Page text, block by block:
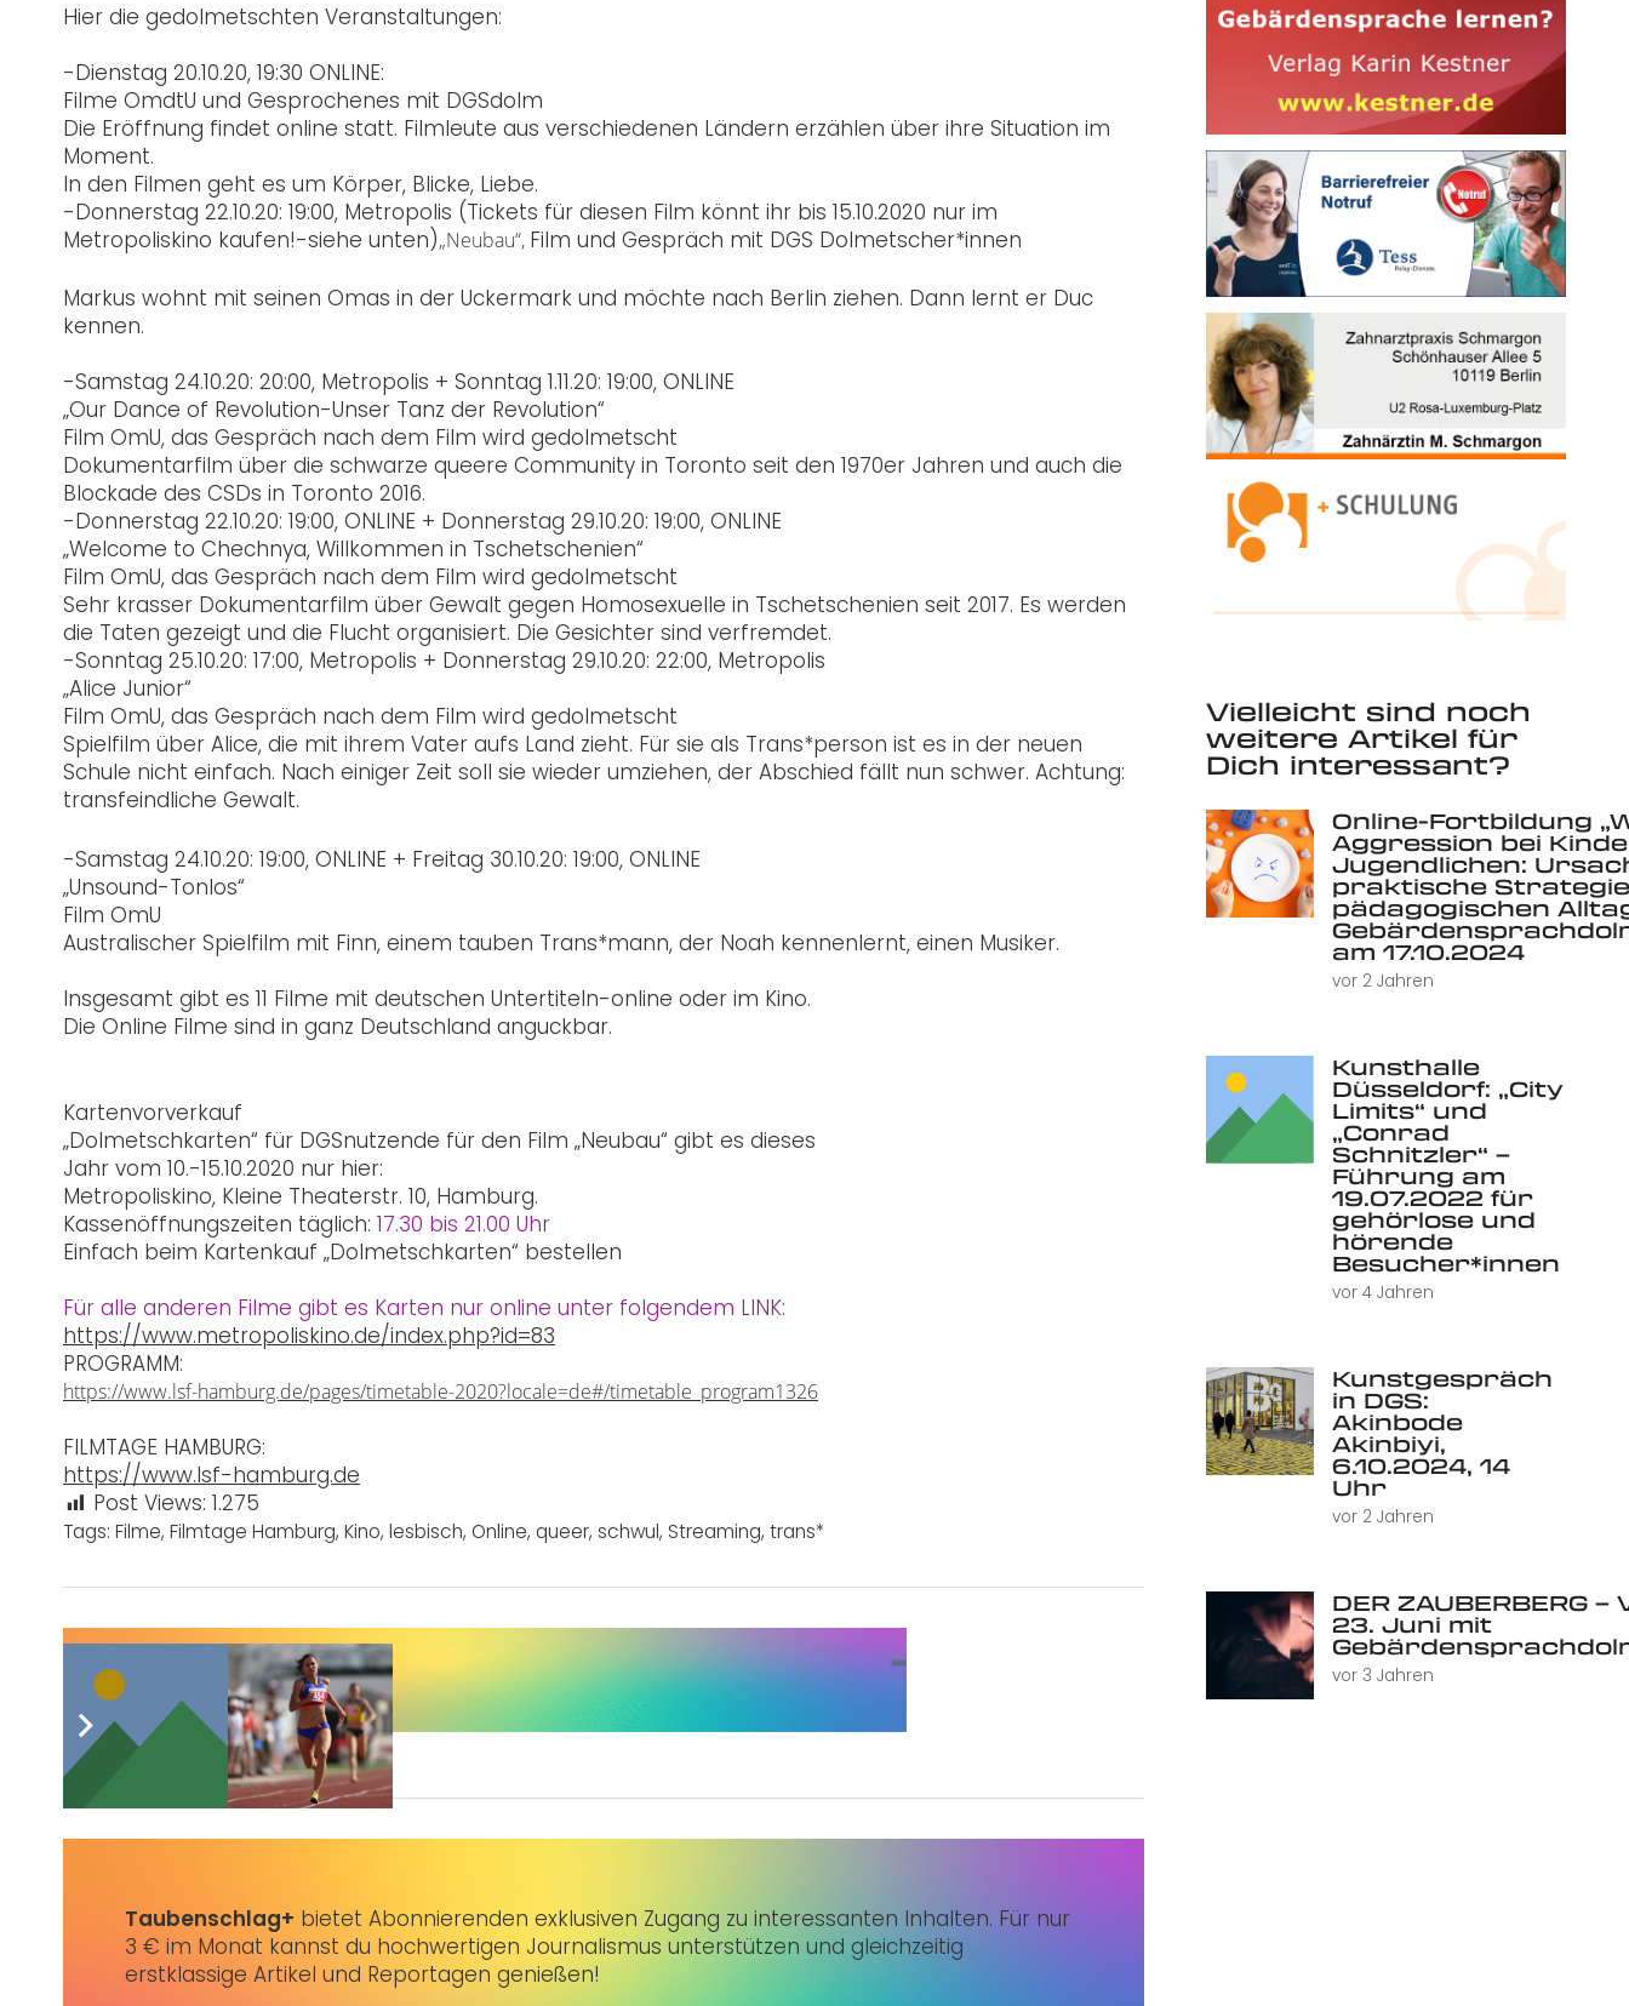
Hier die gedolmetschten Veranstaltungen:
-Dienstag 20.10.20, 19:30 ONLINE:
Filme OmdtU und Gesprochenes mit DGSdolm
Die Eröffnung findet online statt. Filmleute aus verschiedenen Ländern erzählen über ihre Situation im
Moment.
In den Filmen geht es um Körper, Blicke, Liebe.
-Donnerstag 22.10.20: 19:00, Metropolis (Tickets für diesen Film könnt ihr bis 15.10.2020 nur im
Metropoliskino kaufen!-siehe unten)„Neubau“, Film und Gespräch mit DGS Dolmetscher*innen
Markus wohnt mit seinen Omas in der Uckermark und möchte nach Berlin ziehen. Dann lernt er Duc
kennen.
-Samstag 24.10.20: 20:00, Metropolis + Sonntag 1.11.20: 19:00, ONLINE
„Our Dance of Revolution-Unser Tanz der Revolution“
Film OmU, das Gespräch nach dem Film wird gedolmetscht
Dokumentarfilm über die schwarze queere Community in Toronto seit den 1970er Jahren und auch die
Blockade des CSDs in Toronto 2016.
-Donnerstag 22.10.20: 19:00, ONLINE + Donnerstag 29.10.20: 19:00, ONLINE
„Welcome to Chechnya, Willkommen in Tschetschenien“
Film OmU, das Gespräch nach dem Film wird gedolmetscht
Sehr krasser Dokumentarfilm über Gewalt gegen Homosexuelle in Tschetschenien seit 2017. Es werden
die Taten gezeigt und die Flucht organisiert. Die Gesichter sind verfremdet.
-Sonntag 25.10.20: 17:00, Metropolis + Donnerstag 29.10.20: 22:00, Metropolis
„Alice Junior“
Film OmU, das Gespräch nach dem Film wird gedolmetscht
Spielfilm über Alice, die mit ihrem Vater aufs Land zieht. Für sie als Trans*person ist es in der neuen
Schule nicht einfach. Nach einiger Zeit soll sie wieder umziehen, der Abschied fällt nun schwer. Achtung:
transfeindliche Gewalt.
-Samstag 24.10.20: 19:00, ONLINE + Freitag 30.10.20: 19:00, ONLINE
„Unsound-Tonlos“
Film OmU
Australischer Spielfilm mit Finn, einem tauben Trans*mann, der Noah kennenlernt, einen Musiker.
Insgesamt gibt es 11 Filme mit deutschen Untertiteln-online oder im Kino.
Die Online Filme sind in ganz Deutschland anguckbar.
Kartenvorverkauf
„Dolmetschkarten“ für DGSnutzende für den Film „Neubau“ gibt es dieses
Jahr vom 10.-15.10.2020 nur hier:
Metropoliskino, Kleine Theaterstr. 10, Hamburg.
Kassenöffnungszeiten täglich: 17.30 bis 21.00 Uhr
Einfach beim Kartenkauf „Dolmetschkarten“ bestellen
Für alle anderen Filme gibt es Karten nur online unter folgendem LINK:
https://www.metropoliskino.de/index.php?id=83
PROGRAMM:
https://www.lsf-hamburg.de/pages/timetable-2020?locale=de#/timetable_program1326
FILMTAGE HAMBURG:
https://www.lsf-hamburg.de
Post Views: 1.275
Tags: Filme, Filmtage Hamburg, Kino, lesbisch, Online, queer, schwul, Streaming, trans*
Sie wünschen sich auch eine Werbeanzeige?
Taubenschlag+ bietet Abonnierenden exklusiven Zugang zu interessanten Inhalten. Für nur
3 € im Monat kannst du hochwertigen Journalismus unterstützen und gleichzeitig
erstklassige Artikel und Reportagen genießen!
Vielleicht sind noch
weitere Artikel für
Dich interessant?
Online-Fortbildung
Aggression bei
Jugendlichen:
praktische
pädagogischen
am 17.10.2024
vor 2 Jahren
Kunsthalle
Düsseldorf: „City
Limits“ und
„Conrad
Schnitzler“ –
Führung am
19.07.2022 für
gehörlose und
hörende
Besucher*innen
vor 4 Jahren
Kunstgespräch
in DGS:
Akinbode
Akinbiyi,
6.10.2024, 14
Uhr
vor 2 Jahren
DER ZAUBERBERG
23. Juni mit
vor 3 Jahren